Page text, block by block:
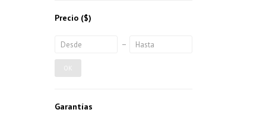
Precio ($)
OK
Garantías